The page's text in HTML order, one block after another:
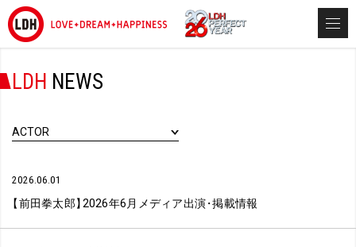
LDH NEWS
ACTOR
2026.06.01
【前田拳太郎】2026年6月メディア出演・掲載情報